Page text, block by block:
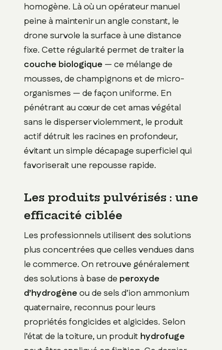
homogène. Là où un opérateur manuel
peine à maintenir un angle constant, le
drone survole la surface à une distance
fixe. Cette régularité permet de traiter la
couche biologique — ce mélange de
mousses, de champignons et de micro-
organismes — de façon uniforme. En
pénétrant au cœur de cet amas végétal
sans le disperser violemment, le produit
actif détruit les racines en profondeur,
évitant un simple décapage superficiel qui
favoriserait une repousse rapide.
Les produits pulvérisés : une
efficacité ciblée
Les professionnels utilisent des solutions
plus concentrées que celles vendues dans
le commerce. On retrouve généralement
des solutions à base deperoxyde
d’hydrogèneou de sels d’ion ammonium
quaternaire, reconnus pour leurs
propriétés fongicides et algicides. Selon
l’état de la toiture, un produit hydrofuge